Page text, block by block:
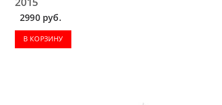
2990 руб.
В КОРЗИНУ